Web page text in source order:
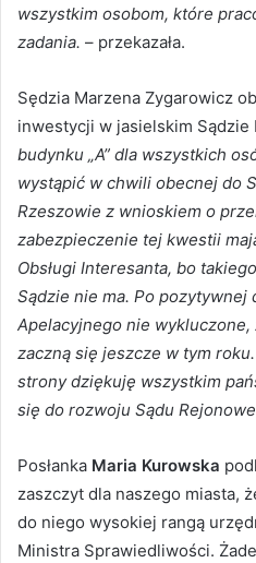
wszystkim osobom, które
zadania. – przekazała.
Sędzia Marzena Zygarowicz
inwestycji w jasielskim Sądzie
budynku „A” dla wszystkich
wystąpić w chwili obecnej do
Rzeszowie z wnioskiem o
zabezpieczenie tej kwestii
Obsługi Interesanta, bo
Sądzie nie ma. Po pozytywnej
Apelacyjnego nie
zaczną się jeszcze w tym
strony dziękuję wszystkim
się do rozwoju Sądu
Posłanka Maria Kurowska
zaszczyt dla naszego miasta,
do niego wysokiej rangą
Ministra Sprawiedliwości.